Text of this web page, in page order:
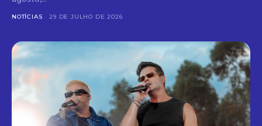
NOTÍCIAS 29 DE JULHO DE 2026